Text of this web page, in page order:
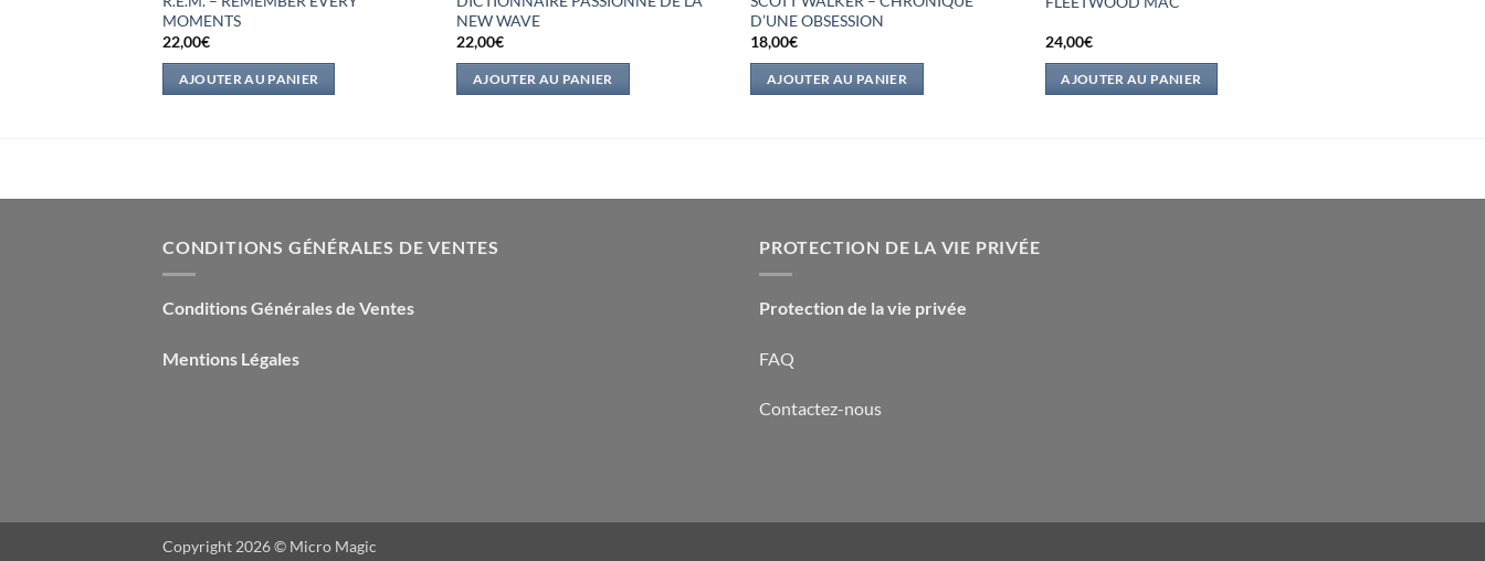
MOMENTS
22,00€
AJOUTER AU PANIER
NEW WAVE
22,00€
AJOUTER AU PANIER
D’UNE OBSESSION
18,00€
AJOUTER AU PANIER
24,00€
AJOUTER AU PANIER
CONDITIONS GÉNÉRALES DE VENTES
Conditions Générales de Ventes
Mentions Légales
PROTECTION DE LA VIE PRIVÉE
Protection de la vie privée
FAQ
Contactez-nous
Copyright 2026 © Micro Magic